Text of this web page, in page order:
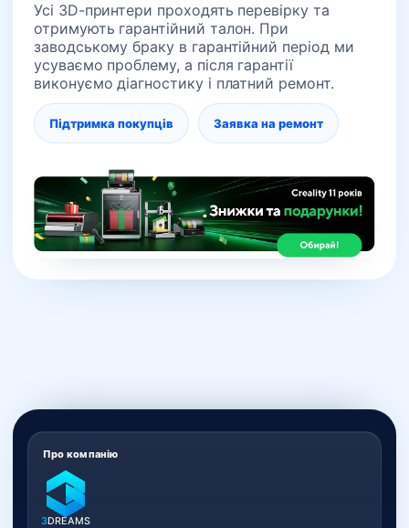
Усі 3D-принтери проходять перевірку та
отримують гарантійний талон. При
заводському браку в гарантійний період ми
усуваємо проблему, а після гарантії
виконуємо діагностику і платний ремонт.
Підтримка покупців Заявка на ремонт
Про компанію
3DREAMS